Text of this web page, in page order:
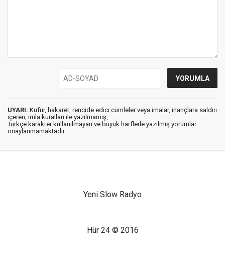
UYARI: Küfür, hakaret, rencide edici cümleler veya imalar, inançlara saldırı
içeren, imla kuralları ile yazılmamış,
Türkçe karakter kullanılmayan ve büyük harflerle yazılmış yorumlar
onaylanmamaktadır.
Yeni Slow Radyo
Hür 24 © 2016